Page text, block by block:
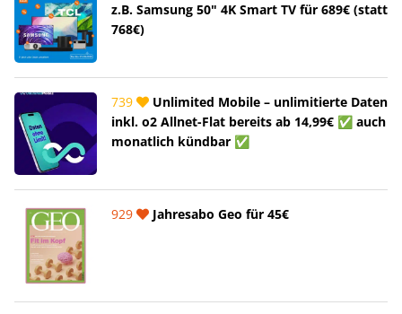
z.B. Samsung 50" 4K Smart TV für 689€ (statt
768€)
739
Unlimited Mobile – unlimitierte Daten
inkl. o2 Allnet-Flat bereits ab 14,99€ ✅ auch
monatlich kündbar ✅
929 Jahresabo Geo für 45€